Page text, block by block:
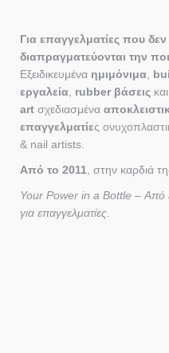
Για επαγγελματίες που δεν
διαπραγματεύονται την
Εξειδικευμένα ημιμόνιμα,
εργαλεία, rubber βάσεις και
art σχεδιασμένα
επαγγελματίες
& nail artists.
Από το 2011, στην καρδιά
Your Power in a Bottle – Από
για επαγγελματίες.